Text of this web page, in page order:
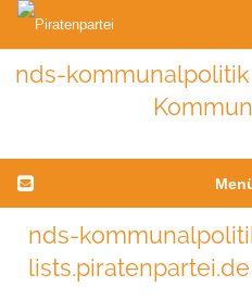
nds-
nds-
lists.piratenpartei.de